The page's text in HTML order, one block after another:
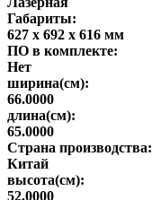
Габариты:
627 x 692 x 616 мм
ПО в комплекте:
Нет
ширина(см):
66.0000
длина(см):
65.0000
Страна производства:
Китай
высота(см):
52.0000